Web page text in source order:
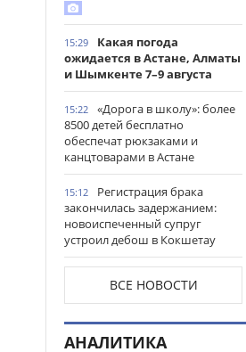
15:29
Какая погода
ожидается в Астане, Алматы
и Шымкенте 7–9 августа
15:22
«Дорога в школу»: более
8500 детей бесплатно
обеспечат рюкзаками и
канцтоварами в Астане
15:12
Регистрация брака
закончилась задержанием:
новоиспеченный супруг
устроил дебош в Кокшетау
Сауран началась реставрация
исторических памятников
14:53
Выезд на встречную
ВСЕ НОВОСТИ
АНАЛИТИКА